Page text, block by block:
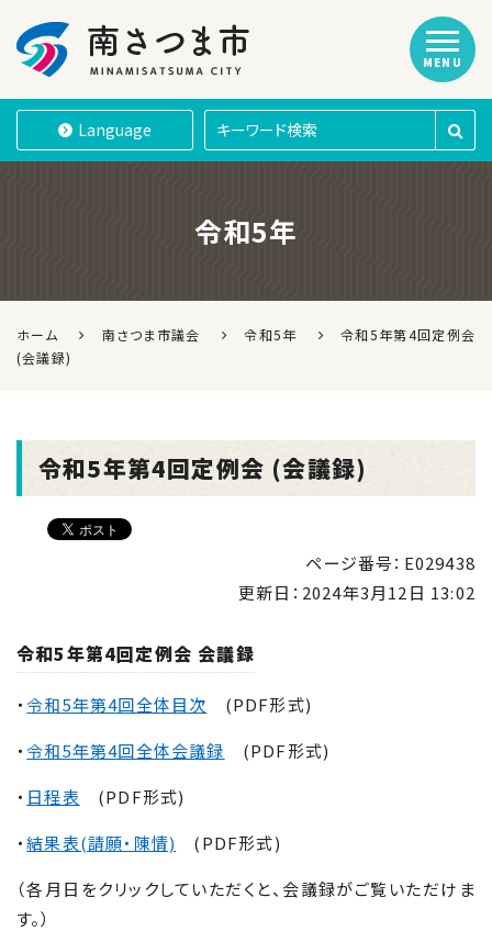
南さつま市
Language
MENU
令和5年
ホーム 南さつま市議会 令和5年
令和5年第4回定例会
(会議録)
令和5年第4回定例会 (会議録)
ページ番号：E029438
更新日： 2024年3月12日 13:02
令和5年第4回定例会 会議録
・令和5年第4回全体目次 (PDF形式)
・令和5年第4回全体会議録 (PDF形式)
・ 日程表 (PDF形式)
・結果表(請願・陳情)
(PDF形式)
（各月日をクリックしていただくと、会議録がご覧いただけま
す。）